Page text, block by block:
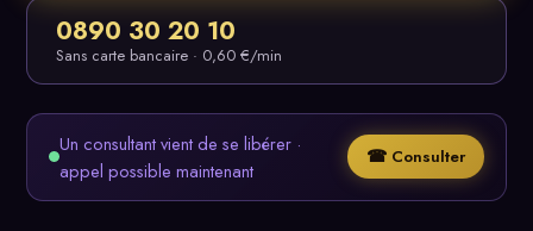
0890 30 20 10
Sans carte bancaire · 0,60 €/min
Un consultant vient de se libérer ·
appel possible maintenant
☎ Consulter